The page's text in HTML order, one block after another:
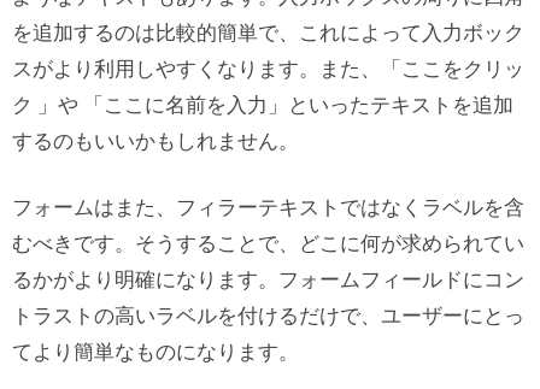
を追加するのは比較的簡単で、これによって入力ボック
スがより利用しやすくなります。また、「ここをクリッ
ク 」や 「ここに名前を入力」といったテキストを追加
するのもいいかもしれません。
フォームはまた、フィラーテキストではなくラベルを含
むべきです。そうすることで、どこに何が求められてい
るかがより明確になります。フォームフィールドにコン
トラストの高いラベルを付けるだけで、ユーザーにとっ
てより簡単なものになります。